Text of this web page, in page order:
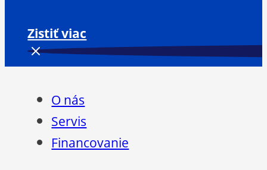
Zistiť viac
O nás
Servis
Financovanie